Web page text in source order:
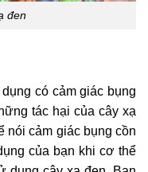
đen
có cảm giác bụng
tác hại của cây xạ
nói cảm giác bụng cồn
của bạn khi cơ thể